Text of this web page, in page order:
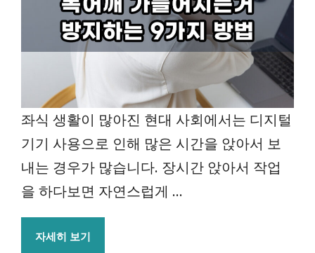
좌식 생활이 많아진 현대 사회에서는 디지털
기기 사용으로 인해 많은 시간을 앉아서 보
내는 경우가 많습니다. 장시간 앉아서 작업
을 하다보면 자연스럽게 ...
자세히 보기